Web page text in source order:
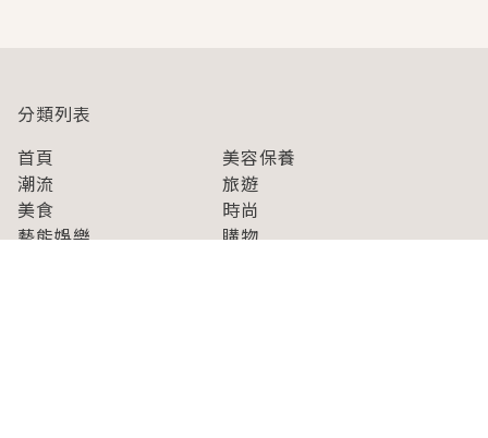
分類列表
首頁
美容保養
潮流
旅遊
美食
時尚
藝能娛樂
購物